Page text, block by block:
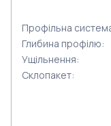
Профільна
Глибина профілю:
Ущільнення:
Склопакет: